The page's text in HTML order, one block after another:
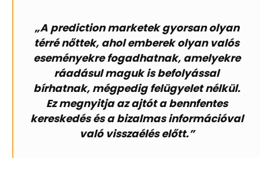
„A prediction marketek gyorsan olyan
térré nőttek, ahol emberek olyan valós
eseményekre fogadhatnak, amelyekre
ráadásul maguk is befolyással
bírhatnak, mégpedig felügyelet nélkül.
Ez megnyitja az ajtót a bennfentes
kereskedés és a bizalmas információval
való visszaélés előtt.”